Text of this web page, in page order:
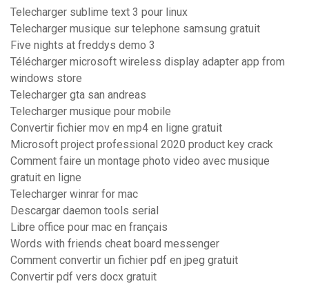
Telecharger sublime text 3 pour linux
Telecharger musique sur telephone samsung gratuit
Five nights at freddys demo 3
Télécharger microsoft wireless display adapter app from
windows store
Telecharger gta san andreas
Telecharger musique pour mobile
Convertir fichier mov en mp4 en ligne gratuit
Microsoft project professional 2020 product key crack
Comment faire un montage photo video avec musique
gratuit en ligne
Telecharger winrar for mac
Descargar daemon tools serial
Libre office pour mac en français
Words with friends cheat board messenger
Comment convertir un fichier pdf en jpeg gratuit
Convertir pdf vers docx gratuit